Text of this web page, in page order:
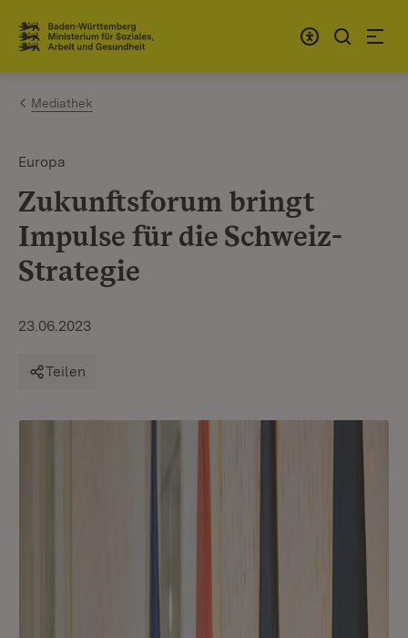
Zum Inhalt springen
Link zur Startseite
Mediathek
Europa
Zukunftsforum bringt
Impulse für die Schweiz-
Strategie
23.06.2023
Teilen